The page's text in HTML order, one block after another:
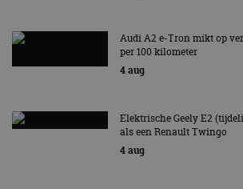
Audi A2 e-Tron mikt op
per 100 kilometer
4 aug
Elektrische Geely E2
als een Renault Twingo
4 aug